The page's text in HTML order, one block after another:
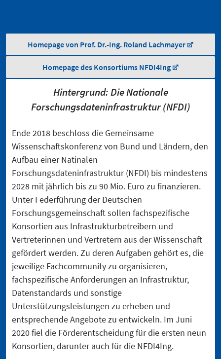
Homepage von Prof. Dr.-Ing. Roland Lachmayer
Homepage des Konsortiums NFDI4Ing
Hintergrund: Die Nationale
Forschungsdateninfrastruktur (NFDI)
Ende 2018 beschloss die Gemeinsame
Wissenschaftskonferenz von Bund und Ländern, den
Aufbau einer Natinalen
Forschungsdateninfrastruktur (NFDI) bis mindestens
2028 mit jährlich bis zu 90 Mio. Euro zu finanzieren.
Unter Federführung der Deutschen
Forschungsgemeinschaft sollen fachspezifische
Konsortien aus Infrastrukturbetreibern und
Vertreterinnen und Vertretern aus der Wissenschaft
gefördert werden. Zu deren Aufgaben gehört es, die
jeweilige Fachcommunity zu organisieren,
fachspezifische Anforderungen an Infrastruktur,
Datenstandards und sonstige
Unterstützungsleistungen zu erheben und
entsprechende Angebote zu entwickeln. Im Juni
2020 fiel die Förderentscheidung für die ersten neun
Konsortien, darunter auch für die NFDI4Ing.